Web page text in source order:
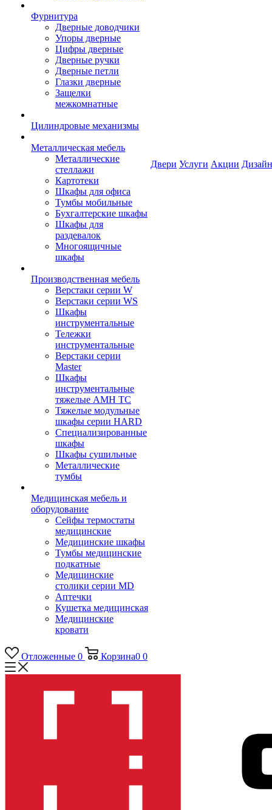
Фурнитура
Дверные доводчики
Упоры дверные
Цифры дверные
Дверные ручки
Дверные петли
Глазки дверные
Защелки
межкомнатные
Цилиндровые механизмы
Металлическая мебель
Металлические
стеллажи
Картотеки
Шкафы для офиса
Тумбы мобильные
Бухгалтерские шкафы
Шкафы для
раздевалок
Многоящичные
шкафы
Производственная мебель
Верстаки серии W
Верстаки серии WS
Шкафы
инструментальные
Тележки
инструментальные
Верстаки серии
Master
Шкафы
инструментальные
тяжелые AMH TC
Тяжелые модульные
шкафы серии HARD
Cпециализированные
шкафы
Шкафы сушильные
Металлические
тумбы
Медицинская мебель и
оборудование
Сейфы термостаты
медицинские
Медицинские шкафы
Тумбы медицинские
подкатные
Медицинские
столики серии MD
Аптечки
Кушетка медицинская
Медицинские
кровати
Двери Услуги Акции
Отложенные 0 Корзина0 0